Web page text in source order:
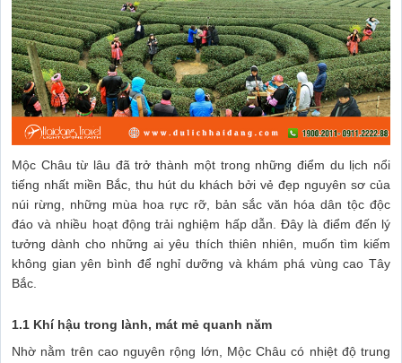
Mộc Châu từ lâu đã trở thành một trong những điểm du lịch nổi
tiếng nhất miền Bắc, thu hút du khách bởi vẻ đẹp nguyên sơ của
núi rừng, những mùa hoa rực rỡ, bản sắc văn hóa dân tộc độc
đáo và nhiều hoạt động trải nghiệm hấp dẫn. Đây là điểm đến lý
tưởng dành cho những ai yêu thích thiên nhiên, muốn tìm kiếm
không gian yên bình để nghỉ dưỡng và khám phá vùng cao Tây
Bắc.
1.1 Khí hậu trong lành, mát mẻ quanh năm
Nhờ nằm trên cao nguyên rộng lớn, Mộc Châu có nhiệt độ trung